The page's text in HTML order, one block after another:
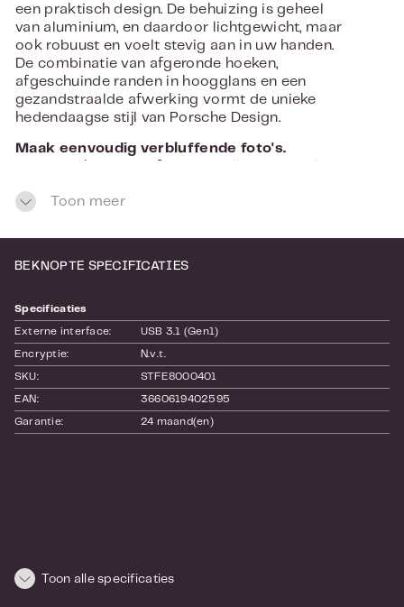
een praktisch design. De behuizing is geheel
van aluminium, en daardoor lichtgewicht, maar
ook robuust en voelt stevig aan in uw handen.
De combinatie van afgeronde hoeken,
afgeschuinde randen in hoogglans en een
gezandstraalde afwerking vormt de unieke
hedendaagse stijl van Porsche Design.
Maak eenvoudig verbluffende foto's.
opslaan en delen met een gratis Adobe
2 maanden. Bewerk foto's met een krachtige en
Combineer beelden in rijke, meerlaagse
Toon meer
BEKNOPTE SPECIFICATIES
Specificaties
Externe interface: USB 3.1 (Gen1)
Encryptie: N.v.t.
SKU: STFE8000401
EAN: 3660619402595
Garantie: 24 maand(en)
Toon alle specificaties